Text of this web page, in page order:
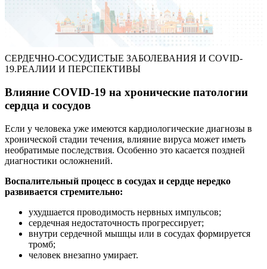
СЕРДЕЧНО-СОСУДИСТЫЕ ЗАБОЛЕВАНИЯ И COVID-
19.РЕАЛИИ И ПЕРСПЕКТИВЫ
Влияние COVID-19 на хронические патологии
сердца и сосудов
Если у человека уже имеются кардиологические диагнозы в
хронической стадии течения, влияние вируса может иметь
необратимые последствия. Особенно это касается поздней
диагностики осложнений.
Воспалительный процесс в сосудах и сердце нередко
развивается стремительно:
ухудшается проводимость нервных импульсов;
сердечная недостаточность прогрессирует;
внутри сердечной мышцы или в сосудах формируется
тромб;
человек внезапно умирает.